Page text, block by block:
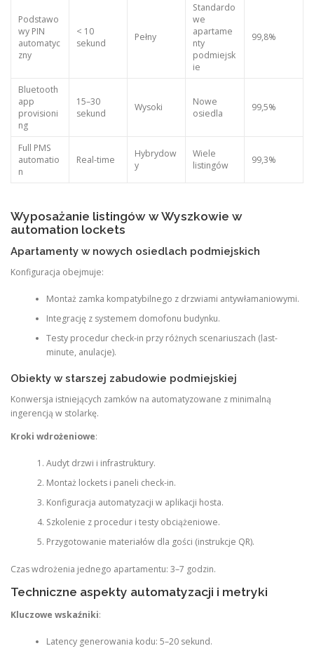
Podstawo
wy PIN
automatyc
zny
< 10
sekund
Pełny
Standardo
we
apartame
nty
podmiejsk
ie
99,8%
Bluetooth
app
provisioni
ng
15–30
sekund
Wysoki
Nowe
osiedla
99,5%
Full PMS
automatio
n
Real-time
Hybrydow
y
Wiele
listingów
99,3%
Wyposażanie listingów w Wyszkowie w
automation lockets
Apartamenty w nowych osiedlach podmiejskich
Konfiguracja obejmuje:
Montaż zamka kompatybilnego z drzwiami antywłamaniowymi.
Integrację z systemem domofonu budynku.
Testy procedur check-in przy różnych scenariuszach (last-
minute, anulacje).
Obiekty w starszej zabudowie podmiejskiej
Konwersja istniejących zamków na automatyzowane z minimalną
ingerencją w stolarkę.
Kroki wdrożeniowe:
Audyt drzwi i infrastruktury.
Montaż lockets i paneli check-in.
Konfiguracja automatyzacji w aplikacji hosta.
Szkolenie z procedur i testy obciążeniowe.
Przygotowanie materiałów dla gości (instrukcje QR).
Czas wdrożenia jednego apartamentu: 3–7 godzin.
Techniczne aspekty automatyzacji i metryki
Kluczowe wskaźniki:
Latency generowania kodu: 5–20 sekund.